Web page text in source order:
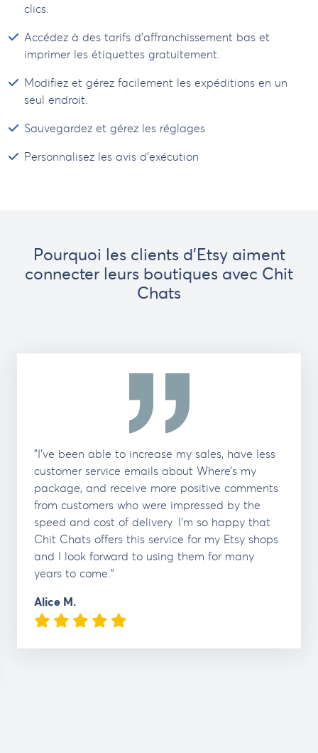
clics.
Accédez à des tarifs d’affranchissement bas et
imprimer les étiquettes gratuitement.
Modifiez et gérez facilement les expéditions en un
seul endroit.
Sauvegardez et gérez les réglages
Personnalisez les avis d’exécution
Pourquoi les clients d'Etsy aiment
connecter leurs boutiques avec Chit
Chats
"I've been able to increase my sales, have less
customer service emails about Where’s my
package, and receive more positive comments
from customers who were impressed by the
speed and cost of delivery. I'm so happy that
Chit Chats offers this service for my Etsy shops
and I look forward to using them for many
years to come."
Alice M.